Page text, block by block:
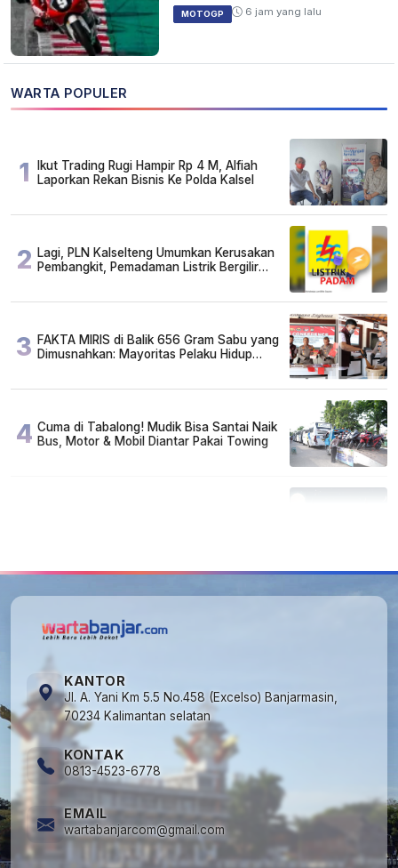
MOTOGP 6 jam yang lalu
WARTA POPULER
1
Ikut Trading Rugi Hampir Rp 4 M, Alfiah
Laporkan Rekan Bisnis Ke Polda Kalsel
2 Lagi, PLN Kalselteng Umumkan Kerusakan
Pembangkit, Pemadaman Listrik Bergilir
3 FAKTA MIRIS di Balik 656 Gram Sabu yang
Dimusnahkan: Mayoritas Pelaku Hidup
4 Cuma di Tabalong! Mudik Bisa Santai Naik
Bus, Motor & Mobil Diantar Pakai Towing
KANTOR
Jl. A. Yani Km 5.5 No.458 (Excelso) Banjarmasin,
70234 Kalimantan selatan
KONTAK
0813-4523-6778
EMAIL
wartabanjarcom@gmail.com